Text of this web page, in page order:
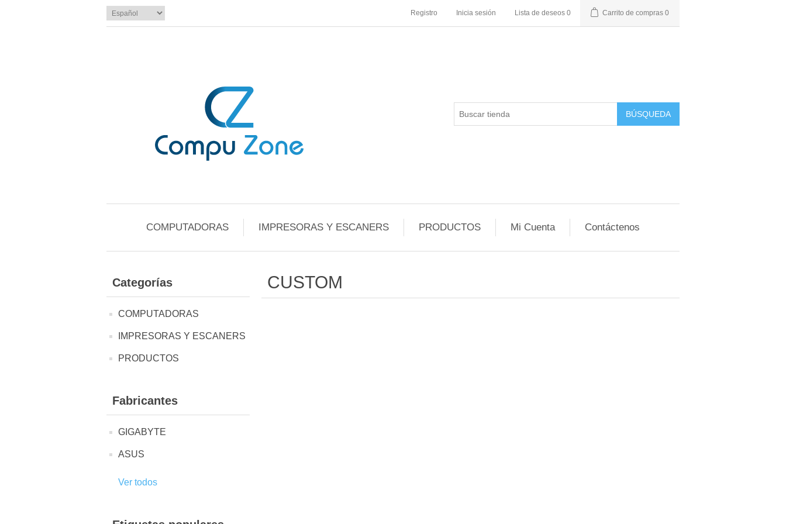
Registro Inicia sesión Lista de deseos 0 Carrito de compras 0
BÚSQUEDA
COMPUTADORAS IMPRESORAS Y ESCANERS PRODUCTOS Mi Cuenta Contáctenos
Categorías
COMPUTADORAS
IMPRESORAS Y ESCANERS
PRODUCTOS
Fabricantes
GIGABYTE
ASUS
Ver todos
CUSTOM